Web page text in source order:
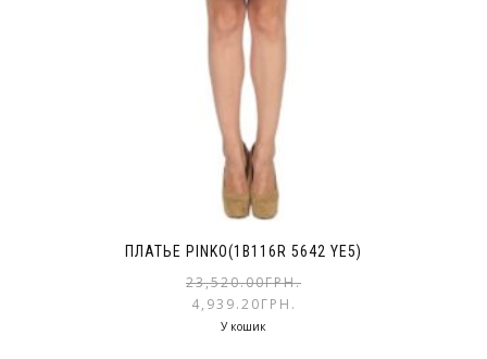
ПЛАТЬЕ PINKO(1B116R 5642 YE5)
23,520.00ГРН.
4,939.20ГРН.
У кошик